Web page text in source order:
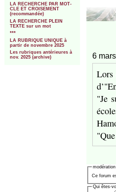
LA RECHERCHE PAR MOT-
CLE ET CROISEMENT
(recommandée)
LA RECHERCHE PLEIN
TEXTE sur un mot
***
LA RUBRIQUE UNIQUE à
partir de novembre 2025
Les rubriques antérieures à
nov. 2025 (archive)
6
Lors
"Je
Ce forum
Qui êtes-